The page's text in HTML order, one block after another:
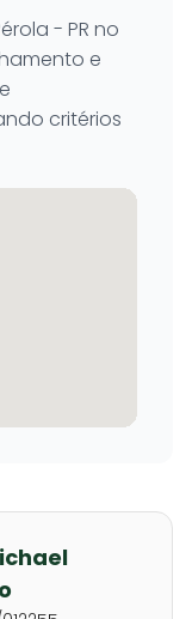
- PR no
e
critérios